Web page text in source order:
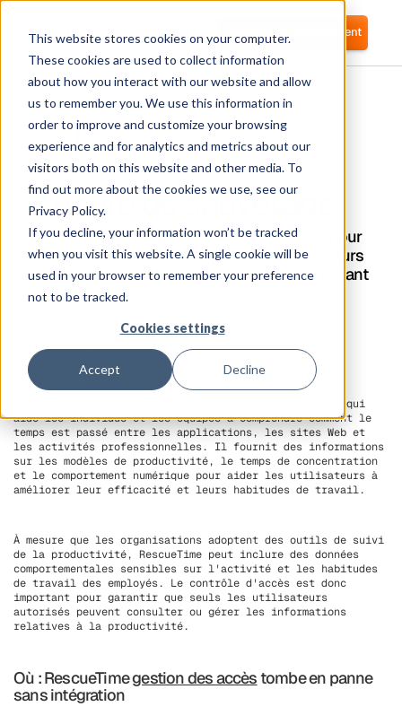
This website stores cookies on your computer.
These cookies are used to collect information
about how you interact with our website and allow
us to remember you. We use this information in
order to improve and customize your browsing
experience and for analytics and metrics about our
visitors both on this website and other media. To
find out more about the cookies we use, see our
Privacy Policy.
If you decline, your information won’t be tracked
when you visit this website. A single cookie will be
used in your browser to remember your preference
not to be tracked.
Cookies settings
Accept Decline
Se connecter Commencer gratuitement
L'heure du sauvetage
Corma s'intègre directement à RescueTime pour
automatiser le provisionnement des utilisateurs
et la gestion de l'accès aux identités (IAM) en tant
que service
Qu'est-ce que RescueTime ?
RescueTime est un outil d'analyse de la productivité qui
aide les individus et les équipes à comprendre comment le
temps est passé entre les applications, les sites Web et
les activités professionnelles. Il fournit des informations
sur les modèles de productivité, le temps de concentration
et le comportement numérique pour aider les utilisateurs à
améliorer leur efficacité et leurs habitudes de travail.
À mesure que les organisations adoptent des outils de suivi
de la productivité, RescueTime peut inclure des données
comportementales sensibles sur l'activité et les habitudes
de travail des employés. Le contrôle d'accès est donc
important pour garantir que seuls les utilisateurs
autorisés peuvent consulter ou gérer les informations
relatives à la productivité.
Où : RescueTimegestion des accès tombe en panne
sans intégration